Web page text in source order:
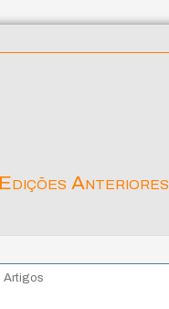
Edições Anteriores
Artigos